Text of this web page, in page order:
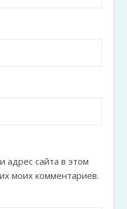
адрес сайта в этом
моих комментариев.